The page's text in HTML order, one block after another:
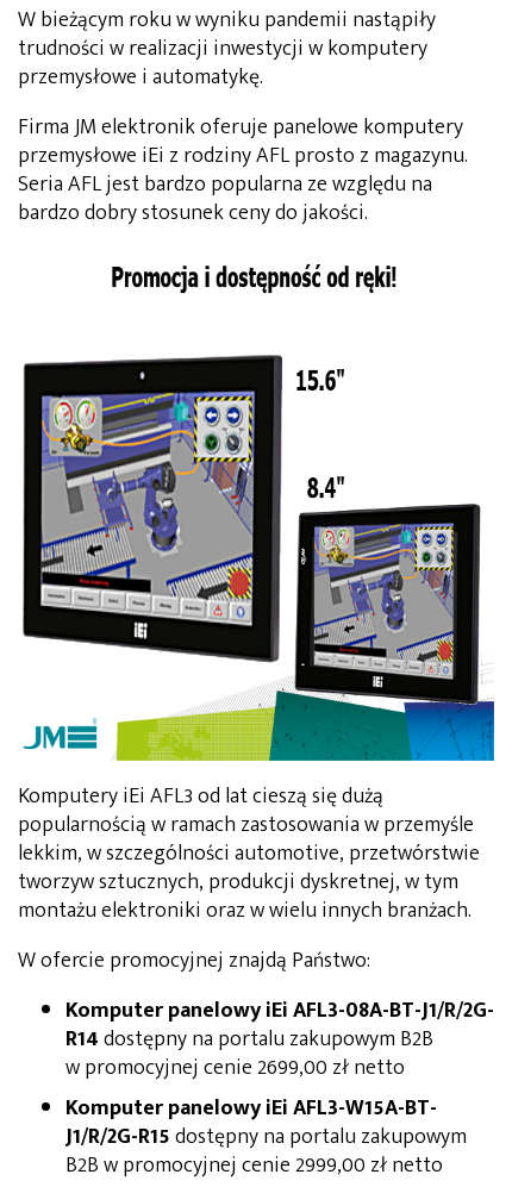
W bieżącym roku w wyniku pandemii nastąpiły
trudności w realizacji inwestycji w komputery
przemysłowe i automatykę.
Firma JM elektronik oferuje panelowe komputery
przemysłowe iEi z rodziny AFL prosto z magazynu.
Seria AFL jest bardzo popularna ze względu na
bardzo dobry stosunek ceny do jakości.
Komputery iEi AFL3 od lat cieszą się dużą
popularnością w ramach zastosowania w przemyśle
lekkim, w szczególności automotive, przetwórstwie
tworzyw sztucznych, produkcji dyskretnej, w tym
montażu elektroniki oraz w wielu innych branżach.
W ofercie promocyjnej znajdą Państwo:
Komputer panelowy iEi AFL3-08A-BT-J1/R/2G-
R14dostępny na portalu zakupowym B2B
w promocyjnej cenie 2699,00 zł netto
Komputer panelowy iEi AFL3-W15A-BT-
J1/R/2G-R15dostępny na portalu zakupowym
B2B w promocyjnej cenie 2999,00 zł netto